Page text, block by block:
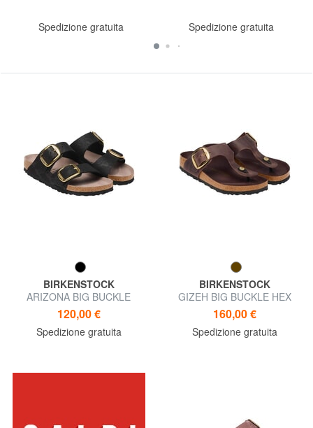
Spedizione gratuita Spedizione gratuita
BIRKENSTOCK
ARIZONA BIG BUCKLE
Sandalo ciabatta
120,00 €
Spedizione gratuita
BIRKENSTOCK
GIZEH BIG BUCKLE HEX
Sandalo ciabatta in pelle
160,00 €
Spedizione gratuita